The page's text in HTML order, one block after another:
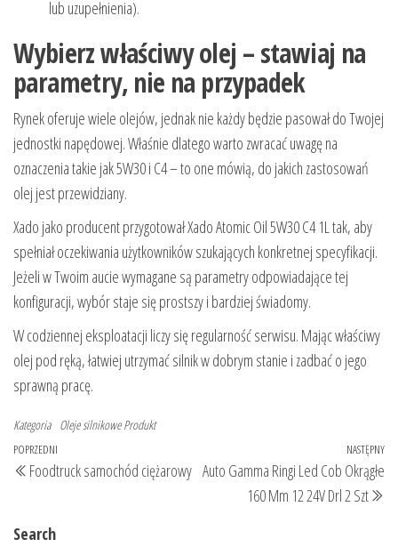
lub uzupełnienia).
Wybierz właściwy olej – stawiaj na
parametry, nie na przypadek
Rynek oferuje wiele olejów, jednak nie każdy będzie pasował do Twojej
jednostki napędowej. Właśnie dlatego warto zwracać uwagę na
oznaczenia takie jak 5W30 i C4 – to one mówią, do jakich zastosowań
olej jest przewidziany.
Xado jako producent przygotował Xado Atomic Oil 5W30 C4 1L tak, aby
spełniał oczekiwania użytkowników szukających konkretnej specyfikacji.
Jeżeli w Twoim aucie wymagane są parametry odpowiadające tej
konfiguracji, wybór staje się prostszy i bardziej świadomy.
W codziennej eksploatacji liczy się regularność serwisu. Mając właściwy
olej pod ręką, łatwiej utrzymać silnik w dobrym stanie i zadbać o jego
sprawną pracę.
Kategoria Oleje silnikowe Produkt
Nawigacja
wpisu
Poprzedni
wpis
POPRZEDNI
Foodtruck samochód ciężarowy
NASTĘPNY
Auto Gamma Ringi Led Cob Okrągłe
160 Mm 12 24V Drl 2 Szt
Search